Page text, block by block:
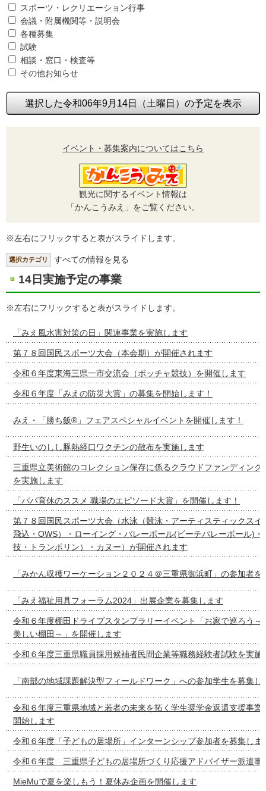
スポーツ・レクリエーション行事
会議・附属機関等・説明会
各種募集
試験
相談・窓口・検査等
その他お知らせ
選択した令和06年9月14日（土曜日）の予定を表示
イベント・募集案内についてはこちら
観光に関するイベント情報は
「かんこうみえ」をご覧ください。
※左右にフリックすると表がスライドします。
選択カテゴリ すべての情報を見る
14日実施予定の事業
※左右にフリックすると表がスライドします。
「みえ風水害対策の日」関連事業を実施します
第７８回国民スポーツ大会（本会期）が開催されます
令和６年度東海三県一市交流会（ボッチャ競技）を開催します
令和６年度「みえの防災大賞」の募集を開始します！
みえ・「勝ち飯®」フェアスペシャルイベントを開催します！
野生いのしし豚熱経口ワクチンの散布を実施します
三重県立美術館のコレクション保存に係るクラウドファンディング
を実施します
「パパ育休のススメ 職場のエピソード大賞」を開催します！
第７８回国民スポーツ大会（水泳（競泳・アーティスティックスイ
飛込・OWS）・ローイング・バレーボール(ビーチバレーボール)・
技・トランポリン）・カヌー）が開催されます
「みかん収穫ワーケーション２０２４＠三重県御浜町」の参加者を
「みえ福祉用具フォーラム2024」出展企業を募集します
令和６年度棚田ドライブスタンプラリーイベント「お家で巡ろう～
美しい棚田～」を開催します
令和６年度三重県職員採用候補者民間企業等職務経験者試験を実施
「南部の地域課題解決型フィールドワーク」への参加学生を募集し
令和６年度三重県地域と若者の未来を拓く学生奨学金返還支援事業
開始します
令和６年度「子どもの居場所」インターンシップ参加者を募集しま
令和６年度 三重県子どもの居場所づくり応援アドバイザー派遣事
MieMuで夏を楽しもう！夏休み企画を開催します